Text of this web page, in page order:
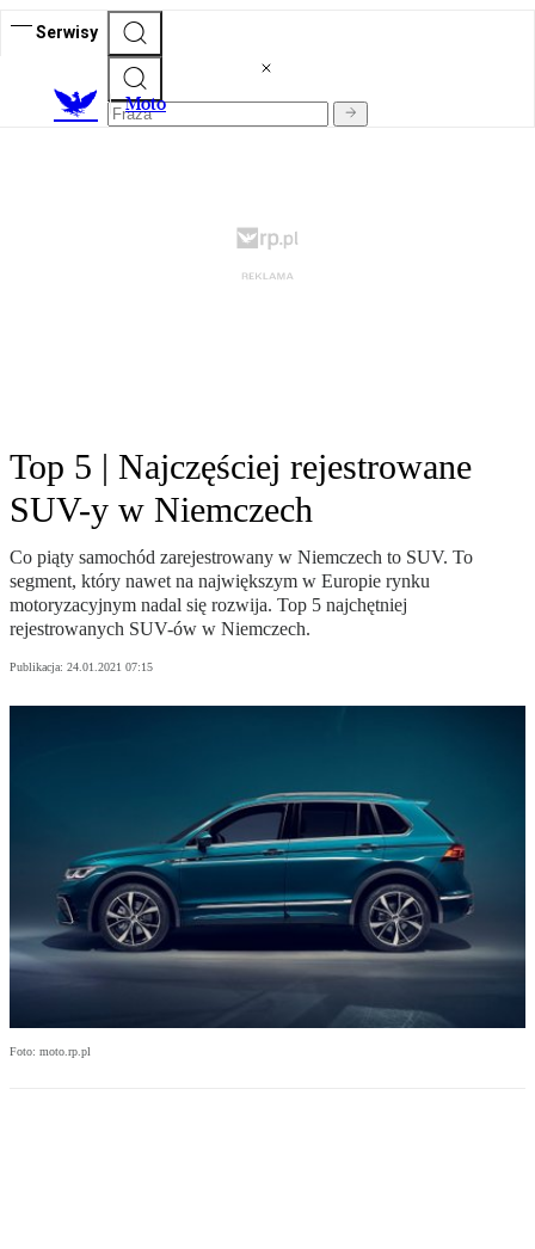
Serwisy
Moto
Top 5 | Najczęściej rejestrowane
SUV-y w Niemczech
Co piąty samochód zarejestrowany w Niemczech to SUV. To
segment, który nawet na największym w Europie rynku
motoryzacyjnym nadal się rozwija. Top 5 najchętniej
rejestrowanych SUV-ów w Niemczech.
Publikacja: 24.01.2021 07:15
Foto: moto.rp.pl